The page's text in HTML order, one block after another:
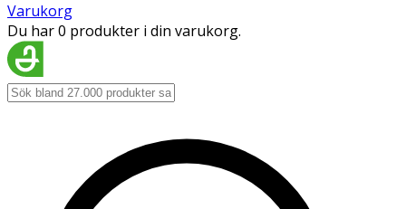
Varukorg
Du har 0 produkter i din varukorg.